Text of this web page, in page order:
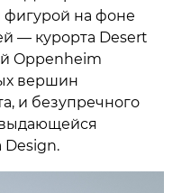
фигурой на фоне
— курорта Desert
Oppenheim
вершин
и безупречного
выдающейся
Design.